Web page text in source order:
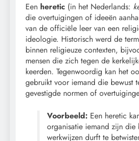
Een heretic (in het Nederlands:
die overtuigingen of ideeën
van de officiële leer van een
ideologie. Historisch werd de
binnen religieuze contexten,
mensen die zich tegen de
keerden. Tegenwoordig kan het
gebruikt voor iemand die bewust
gevestigde normen of
Voorbeeld: Een heretic
organisatie iemand zijn die
werkwijzen durft te